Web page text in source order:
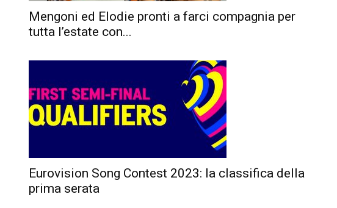
Mengoni ed Elodie pronti a farci compagnia per
tutta l’estate con...
Eurovision Song Contest 2023: la classifica della
prima serata